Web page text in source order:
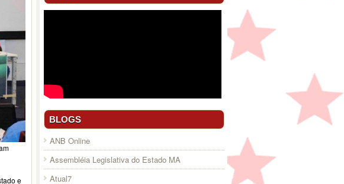
e
BLOGS
ANB Online
Assembléia Legislativa do Estado MA
Atual7